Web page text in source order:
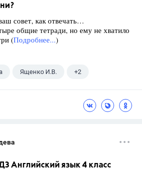
совет, как отвечать…
общие тетради, но ему не хватило
(Подробнее...)
Ященко И.В. +2
Английский язык 4 класс